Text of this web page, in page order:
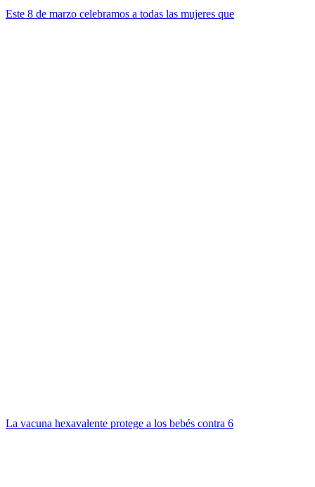
Este 8 de marzo celebramos a todas las mujeres que
La vacuna hexavalente protege a los bebés contra 6